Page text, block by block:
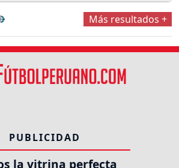
Más resultados +
PUBLICIDAD
la vitrina perfecta